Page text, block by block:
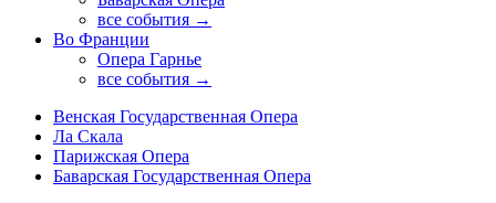
все события →
Во Франции
Опера Гарнье
все события →
Венская Государственная Опера
Ла Скала
Парижская Опера
Баварская Государственная Опера